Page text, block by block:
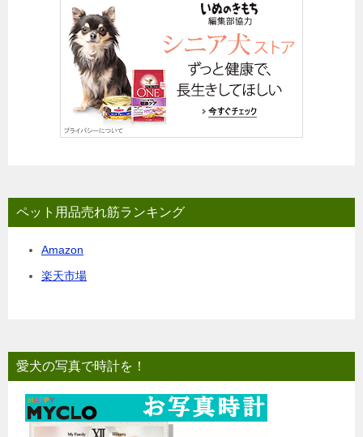
ペット用品売れ筋ランキング
Amazon
楽天市場
愛犬の写真で時計を！